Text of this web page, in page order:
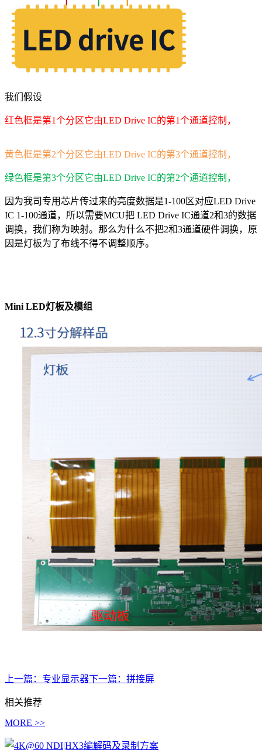
我们假设
红色框是第1个分区它由LED Drive IC的第1个通道控制，
黄色框是第2个分区它由LED Drive IC的第3个通道控制，
绿色框是第3个分区它由LED Drive IC的第2个通道控制，
因为我司专用芯片传过来的亮度数据是1-100区对应LED Drive
IC 1-100通道，所以需要MCU把 LED Drive IC通道2和3的数据
调换，我们称为映射。那么为什么不把2和3通道硬件调换，原
因是灯板为了布线不得不调整顺序。
Mini LED灯板及模组
上一篇： 专业显示器下一篇： 拼接屏
相关推荐
MORE >>